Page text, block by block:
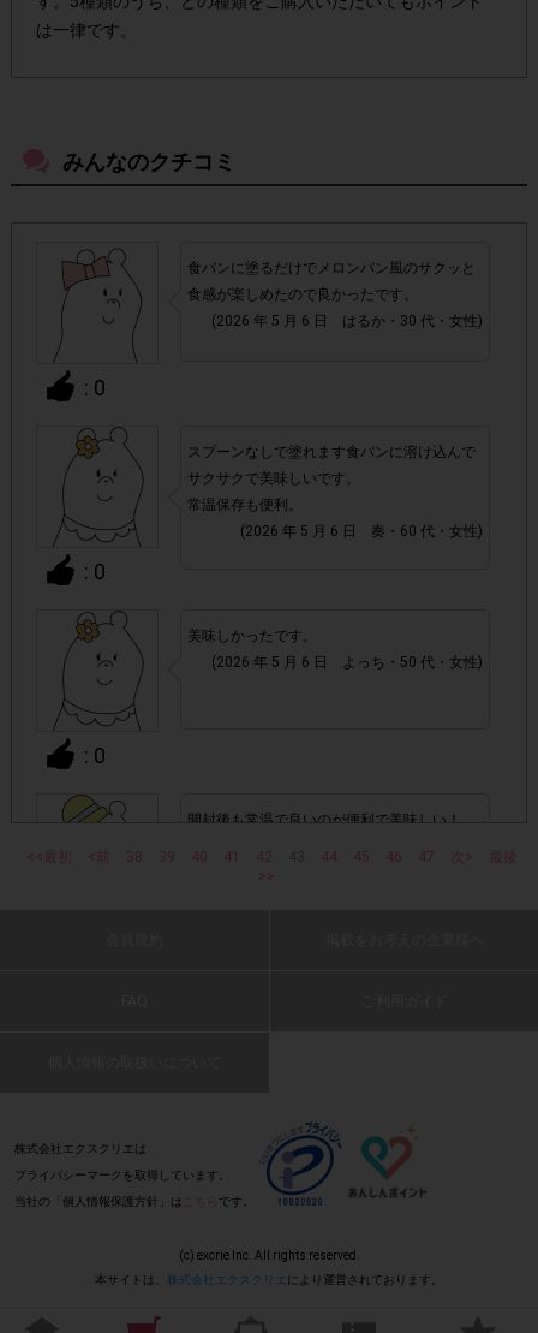
は一律です。
・店舗によって取扱いのない場合があります。予めご了承
・参加(申し込み)を回答前にしていただければ、募集人数
が上限に達しても、掲載期間内のアンケート回答が可能で
す。
・スマートフォン、携帯電話、タブレットPCにつきまし
て、機種によってはアンケートに回答できない場合がござい
ます。
▼ポイント付与対象外
・チェックポイントの条件を満たしていない場合
・ECサイトやネットスーパー、リサイクルショップでのご
購入
・1つのアンケートにつき、お1人様あたり複数回の参加が
確認された場合。
ービスのモニター回答は、1つのアンケートにつき1人1回
・40㎝以上の長いレシートは必要事項が読み取れずポイン
ト付与対象外となる場合がございます。ご参加の際のレシー
・レシート内に、他の商品が一緒に印字されていても問題
みんなのクチコミ
: 0
食パンに塗るだけでメロンパン風のサクッと
食感が楽しめたので良かったです。
(2026 年 5 月 6 日 はるか・30 代・女性)
: 0
スプーンなしで塗れます食パンに溶け込んで
サクサクで美味しいです。
常温保存も便利。
(2026 年 5 月 6 日 奏・60 代・女性)
: 0
美味しかったです。
(2026 年 5 月 6 日 よっち・50 代・女性)
開封後も常温で良いのが便利で美味しい！
<<最初 <前 38 39 40 41 42 44 45 46 47 次>
最後
>>
株式会社エクスクリエは
プライバシーマークを取得しています。
当社の「個人情報保護方針」は
です。
(c) excrie Inc. All rights reserved.
本サイトは、 株式会社エクスクリエにより運営されております。